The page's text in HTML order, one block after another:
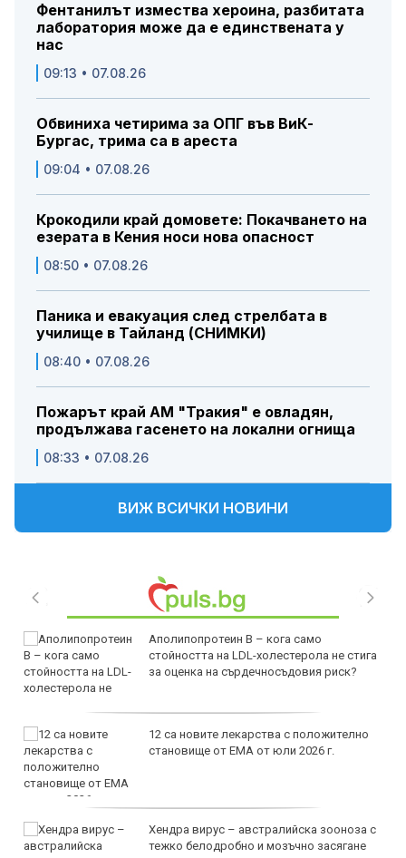
Фентанилът измества хероина, разбитата
лаборатория може да е единствената у
нас
09:13 • 07.08.26
Обвиниха четирима за ОПГ във ВиК-
Бургас, трима са в ареста
09:04 • 07.08.26
Крокодили край домовете: Покачването на
езерата в Кения носи нова опасност
08:50 • 07.08.26
Паника и евакуация след стрелбата в
училище в Тайланд (СНИМКИ)
08:40 • 07.08.26
Пожарът край АМ "Тракия" е овладян,
продължава гасенето на локални огнища
08:33 • 07.08.26
ВИЖ ВСИЧКИ НОВИНИ
Аполипопротеин B – кога само
стойността на LDL-холестерола не стига
за оценка на сърдечносъдовия риск?
12 са новите лекарства с положително
становище от ЕМА от юли 2026 г.
Хендра вирус – австралийска зооноза с
тежко белодробно и мозъчно засягане